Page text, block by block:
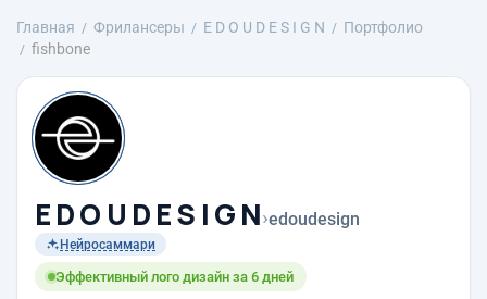
Главная Фрилансеры E D O U D E S I G N
Портфолио
fishbone
E D O U D E S I G N›edoudesign
Нейросаммари
Эффективный лого дизайн за 6 дней